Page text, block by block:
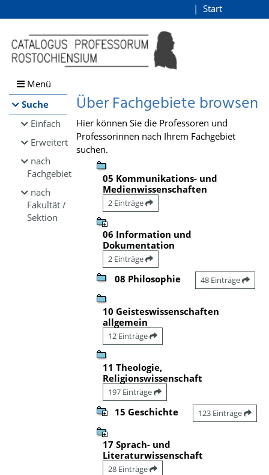
Browsen
direkt zum Inhalt
Start
Menü
Suche
Einfach
Erweitert
nach
Fachgebiet
nach
Fakultät /
Sektion
Über Fachgebiete browsen
Hier können Sie die Professoren und
Professorinnen nach Ihrem Fachgebiet
suchen.
05 Kommunikations- und
Medienwissenschaften
2 Einträge
06 Information und
Dokumentation
2 Einträge
08 Philosophie 48 Einträge
10 Geisteswissenschaften
allgemein
12 Einträge
11 Theologie,
Religionswissenschaft
197 Einträge
15 Geschichte 123 Einträge
17 Sprach- und
Literaturwissenschaft
28 Einträge